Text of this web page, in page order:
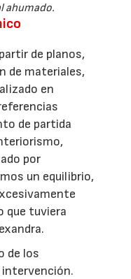
ahumado.
de planos,
de materiales,
en
de partida
por
un equilibrio,
que tuviera
de los
intervención.